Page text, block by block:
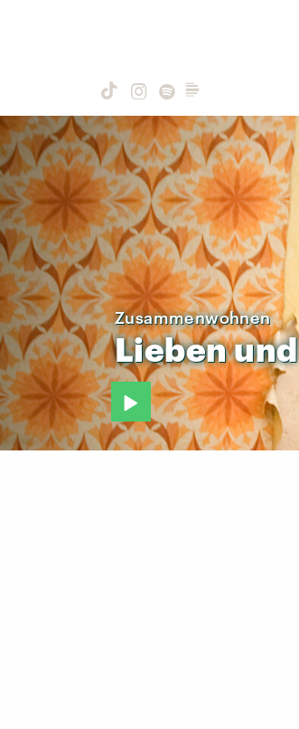
Zusammenwohnen
Liebenund